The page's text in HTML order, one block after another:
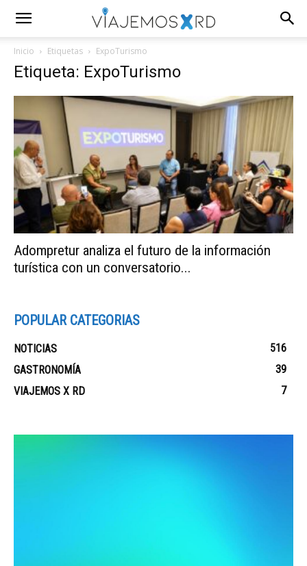
Inicio Etiquetas ExpoTurismo
Etiqueta: ExpoTurismo
Adompretur analiza el futuro de la información
turística con un conversatorio...
POPULAR CATEGORIAS
NOTICIAS
516
GASTRONOMÍA
39
VIAJEMOS X RD
7